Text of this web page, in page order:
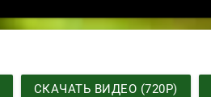
СКАЧАТЬ ВИДЕО (720P)